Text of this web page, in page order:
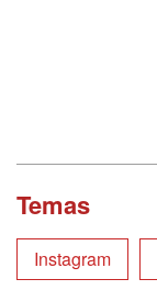
Temas
Instagram